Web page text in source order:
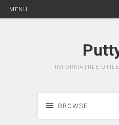
MENU
INFORMAȚIILE
BROWSE